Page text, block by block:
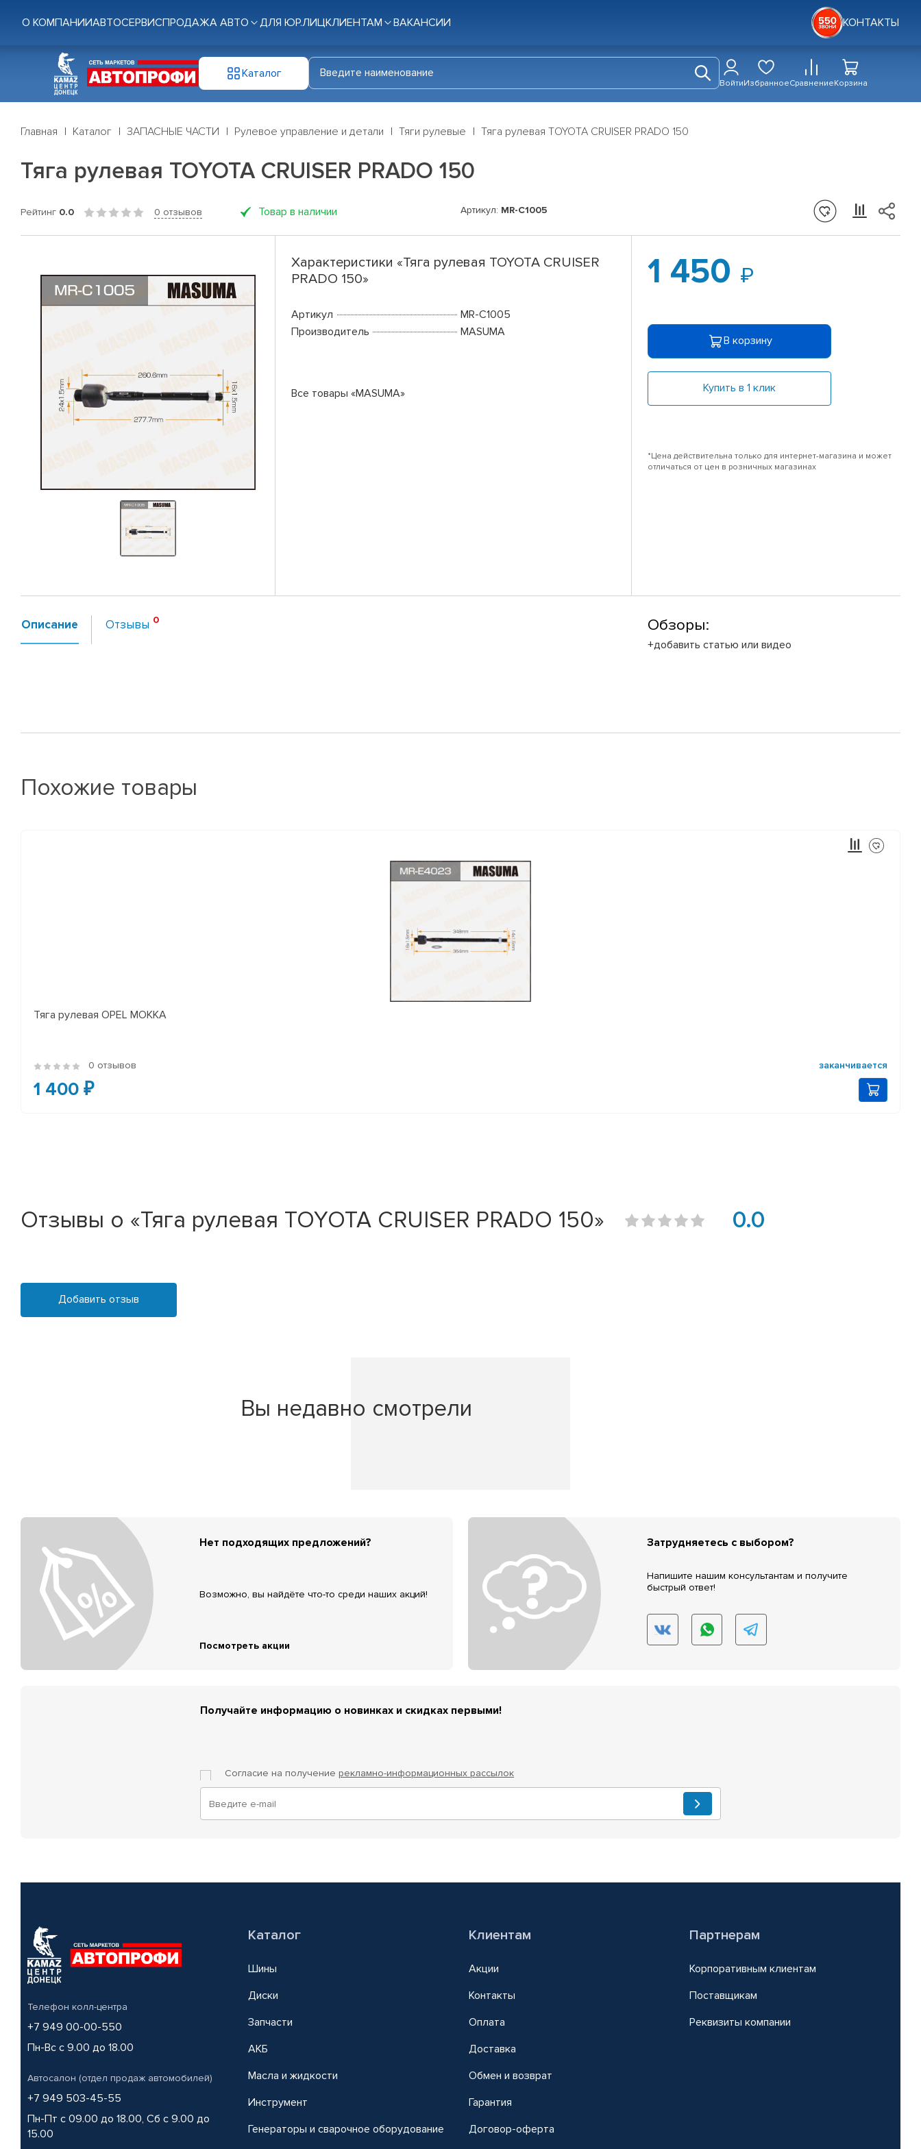
О КОМПАНИИАВТОСЕРВИСПРОДАЖА АВТО ДЛЯ ЮР.ЛИЦКЛИЕНТАМ ВАКАНСИИ КОНТАКТЫ
Каталог
ВойтиИзбранноеСравнениеКорзина
Главная Каталог ЗАПАСНЫЕ ЧАСТИ Рулевое управление и детали Тяги рулевые Тяга рулевая TOYOTA CRUISER PRADO 150
Тяга рулевая TOYOTA CRUISER PRADO 150
Рейтинг 0.0 0 отзывов Товар в наличии Артикул: MR-C1005
Характеристики «Тяга рулевая TOYOTA CRUISER
PRADO 150»
Артикул
MR-C1005
Производитель
MASUMA
Все товары «MASUMA»
1 450
В корзину
Купить в 1 клик
*Цена действительна только для интернет-магазина и может
отличаться от цен в розничных магазинах
Описание Отзывы Обзоры:
+добавить статью или видео
Похожие товары
Тяга рулевая OPEL MOKKA
0 отзывов заканчивается
1 400 ₽
Отзывы о «Тяга рулевая TOYOTA CRUISER PRADO 150» 0.0
Добавить отзыв
Вы недавно смотрели
Нет подходящих предложений?
Возможно, вы найдёте что-то среди наших акций!
Посмотреть акции
Затрудняетесь с выбором?
Напишите нашим консультантам и получите
быстрый ответ!
Получайте информацию о новинках и скидках первыми!
Согласие на получение рекламно-информационных рассылок
Телефон колл-центра
+7 949 00-00-550
Пн-Вс с 9.00 до 18.00
Автосалон (отдел продаж автомобилей)
+7 949 503-45-55
Пн-Пт с 09.00 до 18.00, Сб с 9.00 до
15.00
Каталог
Шины
Диски
Запчасти
АКБ
Масла и жидкости
Инструмент
Генераторы и сварочное оборудование
Клиентам
Акции
Контакты
Оплата
Доставка
Обмен и возврат
Гарантия
Договор-оферта
Партнерам
Корпоративным клиентам
Поставщикам
Реквизиты компании